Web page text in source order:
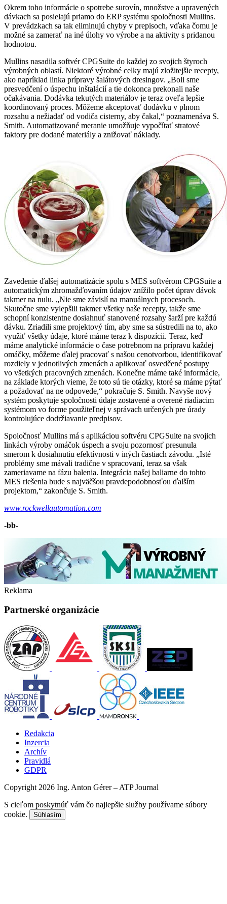
Okrem toho informácie o spotrebe surovín, množstve a upravených
dávkach sa posielajú priamo do ERP systému spoločnosti Mullins.
V prevádzkach sa tak eliminujú chyby v prepisoch, vďaka čomu je
možné sa zamerať na iné úlohy vo výrobe a na aktivity s pridanou
hodnotou.
Mullins nasadila softvér CPGSuite do každej zo svojich štyroch
výrobných oblastí. Niektoré výrobné celky majú zložitejšie recepty,
ako napríklad linka prípravy šalátových dresingov. „Boli sme
presvedčení o úspechu inštalácií a tie dokonca prekonali naše
očakávania. Dodávka tekutých materiálov je teraz oveľa lepšie
koordinovaný proces. Môžeme akceptovať dodávku v plnom
rozsahu a nežiadať od vodiča cisterny, aby čakal,“ poznamenáva S.
Smith. Automatizované meranie umožňuje vypočítať stratové
faktory pre dodané materiály a znižovať náklady.
Zavedenie ďalšej automatizácie spolu s MES softvérom CPGSuite a
automatickým zhromažďovaním údajov znížilo počet úprav dávok
takmer na nulu. „Nie sme závislí na manuálnych procesoch.
Skutočne sme vylepšili takmer všetky naše recepty, takže sme
schopní konzistentne dosiahnuť stanovené rozsahy šarží pre každú
dávku. Zriadili sme projektový tím, aby sme sa sústredili na to, ako
využiť všetky údaje, ktoré máme teraz k dispozícii. Teraz, keď
máme analytické informácie o čase potrebnom na prípravu každej
omáčky, môžeme ďalej pracovať s našou cenotvorbou, identifikovať
rozdiely v jednotlivých zmenách a aplikovať osvedčené postupy
vo všetkých pracovných zmenách. Konečne máme také informácie,
na základe ktorých vieme, že toto sú tie otázky, ktoré sa máme pýtať
a požadovať na ne odpovede,“ pokračuje S. Smith. Navyše nový
systém poskytuje spoločnosti údaje zostavené a overené riadiacim
systémom vo forme použiteľnej v správach určených pre úrady
kontrolujúce dodržiavanie predpisov.
Spoločnosť Mullins má s aplikáciou softvéru CPGSuite na svojich
linkách výroby omáčok úspech a svoju pozornosť presunula
smerom k dosiahnutiu efektívnosti v iných častiach závodu. „Isté
problémy sme mávali tradične v spracovaní, teraz sa však
zameriavame na fázu balenia. Integrácia našej baliarne do tohto
MES riešenia bude s najväčšou pravdepodobnosťou ďalším
projektom,“ zakončuje S. Smith.
www.rockwellautomation.com
-bb-
Reklama
Partnerské organizácie
Redakcia
Inzercia
Archív
Pravidlá
GDPR
Copyright 2026 Ing. Anton Gérer – ATP Journal
S cieľom poskytnúť vám čo najlepšie služby používame súbory
cookie.
Súhlasím